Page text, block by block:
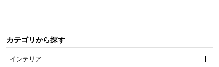
カテゴリから探す
インテリア